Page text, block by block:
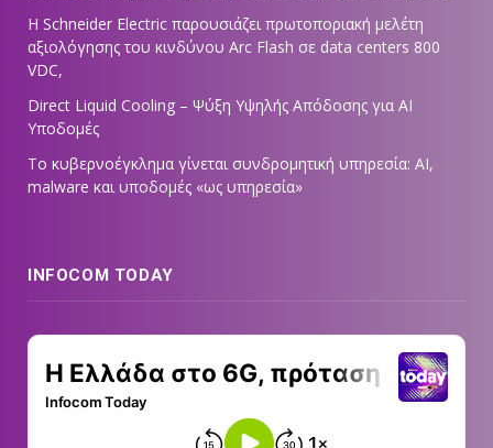
Η Schneider Electric παρουσιάζει πρωτοποριακή μελέτη
αξιολόγησης του κινδύνου Arc Flash σε data centers 800
VDC,
Direct Liquid Cooling – Ψύξη Υψηλής Απόδοσης για AI
Υποδομές
Το κυβερνοέγκλημα γίνεται συνδρομητική υπηρεσία: AI,
malware και υποδομές «ως υπηρεσία»
INFOCOM TODAY